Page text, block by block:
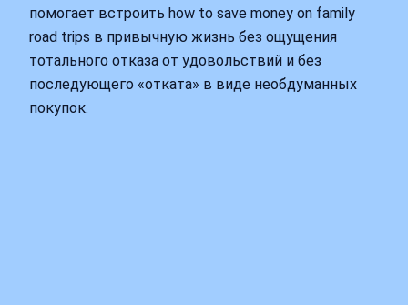
помогает встроить how to save money on family
road trips в привычную жизнь без ощущения
тотального отказа от удовольствий и без
последующего «отката» в виде необдуманных
покупок.